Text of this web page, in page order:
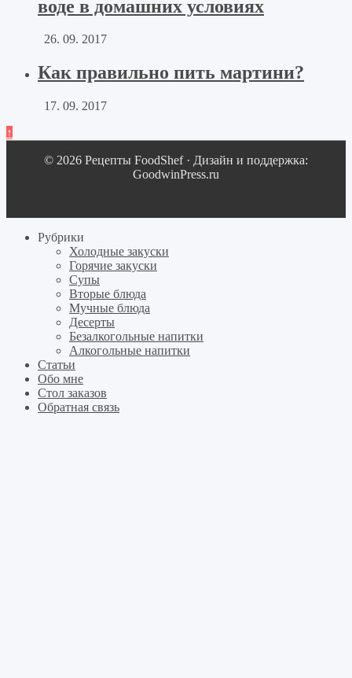
воде в домашних условиях
26. 09. 2017
Как правильно пить мартини?
17. 09. 2017
↑
© 2026 Рецепты FoodShef · Дизайн и поддержка:
GoodwinPress.ru
Рубрики
Холодные закуски
Горячие закуски
Супы
Вторые блюда
Мучные блюда
Десерты
Безалкогольные напитки
Алкогольные напитки
Статьи
Обо мне
Стол заказов
Обратная связь